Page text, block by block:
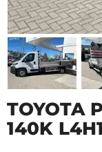
TOYOTA
140K